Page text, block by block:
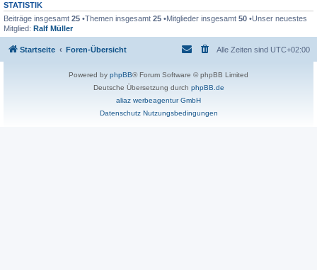
STATISTIK
Beiträge insgesamt 25 •Themen insgesamt 25 •Mitglieder insgesamt 50 •Unser neuestes
Mitglied: Ralf Müller
Startseite Foren-Übersicht Alle Zeiten sind UTC+02:00
Powered by phpBB® Forum Software © phpBB Limited
Deutsche Übersetzung durch phpBB.de
aliaz werbeagentur GmbH
Datenschutz Nutzungsbedingungen